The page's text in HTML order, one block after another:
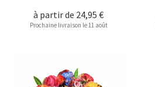
à partir de 24,95 €
Prochaine livraison le 11 août